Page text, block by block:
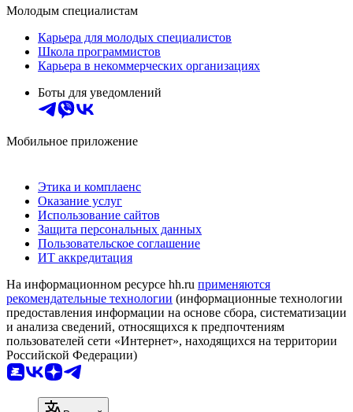
Молодым специалистам
Карьера для молодых специалистов
Школа программистов
Карьера в некоммерческих организациях
Боты для уведомлений
Мобильное приложение
Этика и комплаенс
Оказание услуг
Использование сайтов
Защита персональных данных
Пользовательское соглашение
ИТ аккредитация
На информационном ресурсе hh.ru применяются
рекомендательные технологии (информационные технологии
предоставления информации на основе сбора, систематизации
и анализа сведений, относящихся к предпочтениям
пользователей сети «Интернет», находящихся на территории
Российской Федерации)